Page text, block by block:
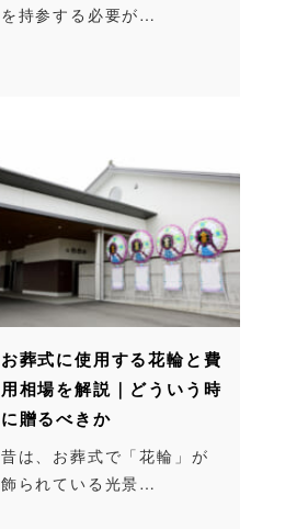
を持参する必要が…
お葬式に使用する花輪と費
用相場を解説｜どういう時
に贈るべきか
昔は、お葬式で「花輪」が
飾られている光景…